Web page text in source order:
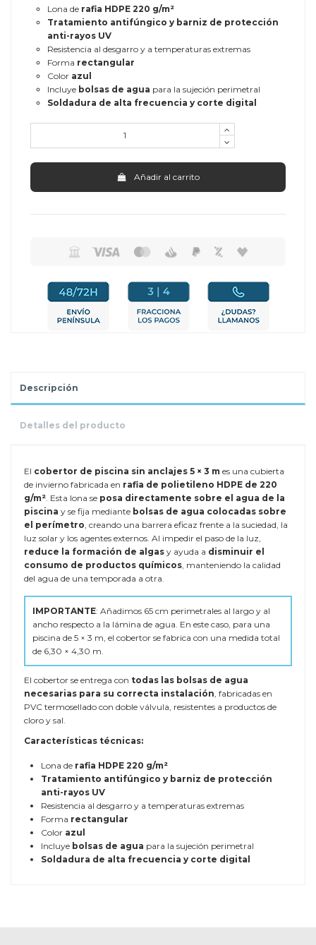
Lona de rafia HDPE 220 g/m²
Tratamiento antifúngico y barniz de protección
anti-rayos UV
Resistencia al desgarro y a temperaturas extremas
Forma rectangular
Color azul
Incluye bolsas de agua para la sujeción perimetral
Soldadura de alta frecuencia y corte digital
Añadir al carrito
Descripción
Detalles del producto
El cobertor de piscina sin anclajes 5 × 3 m es una cubierta
de invierno fabricada en rafia de polietileno HDPE de 220
g/m². Esta lona se posa directamente sobre el agua de la
piscina y se fija mediante bolsas de agua colocadas sobre
el perímetro, creando una barrera eficaz frente a la suciedad, la
luz solar y los agentes externos. Al impedir el paso de la luz,
reduce la formación de algas y ayuda a disminuir el
consumo de productos químicos, manteniendo la calidad
del agua de una temporada a otra.
IMPORTANTE: Añadimos 65 cm perimetrales al largo y al
ancho respecto a la lámina de agua. En este caso, para una
piscina de 5 × 3 m, el cobertor se fabrica con una medida total
de 6,30 × 4,30 m.
El cobertor se entrega con todas las bolsas de agua
necesarias para su correcta instalación, fabricadas en
PVC termosellado con doble válvula, resistentes a productos de
cloro y sal.
Características técnicas:
Lona de rafia HDPE 220 g/m²
Tratamiento antifúngico y barniz de protección
anti-rayos UV
Resistencia al desgarro y a temperaturas extremas
Forma rectangular
Color azul
Incluye bolsas de agua para la sujeción perimetral
Soldadura de alta frecuencia y corte digital